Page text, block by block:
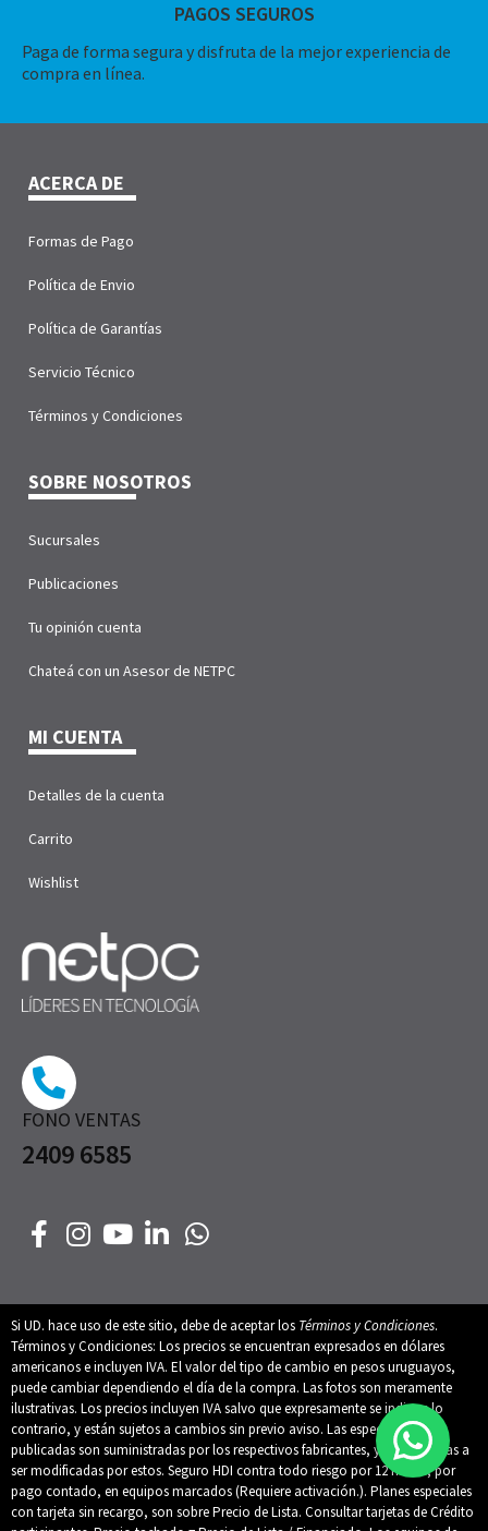
PAGOS SEGUROS
Paga de forma segura y disfruta de la mejor experiencia de
compra en línea.
FONO VENTAS
2409 6585
ACERCA DE
Formas de Pago
Política de Envio
Política de Garantías
Servicio Técnico
Términos y Condiciones
SOBRE NOSOTROS
Sucursales
Publicaciones
Tu opinión cuenta
Chateá con un Asesor de NETPC
MI CUENTA
Detalles de la cuenta
Carrito
Wishlist
Si UD. hace uso de este sitio, debe de aceptar los Términos y Condiciones.
Términos y Condiciones: Los precios se encuentran expresados en dólares
americanos e incluyen IVA. El valor del tipo de cambio en pesos uruguayos,
puede cambiar dependiendo el día de la compra. Las fotos son meramente
ilustrativas. Los precios incluyen IVA salvo que expresamente se indique lo
contrario, y están sujetos a cambios sin previo aviso. Las especificaciones
publicadas son suministradas por los respectivos fabricantes, y están sujetas a
ser modificadas por estos. Seguro HDI contra todo riesgo por 12 meses, por
pago contado, en equipos marcados (Requiere activación.). Planes especiales
con tarjeta sin recargo, son sobre Precio de Lista. Consultar tarjetas de Crédito